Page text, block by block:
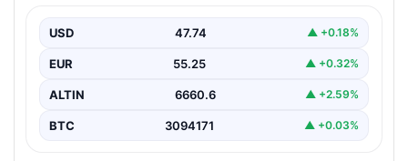
USD 47.74 ▲ +0.18%
EUR 55.25 ▲ +0.32%
ALTIN 6660.6 ▲ +2.59%
BTC 3094171 ▲ +0.03%